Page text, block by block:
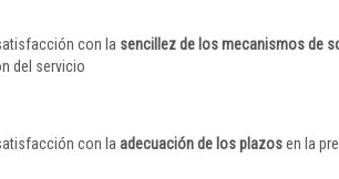
con la sencillez de los mecanismos de
del servicio
con la adecuación de los plazosen la